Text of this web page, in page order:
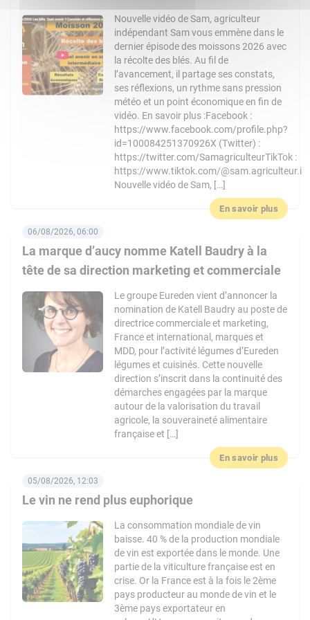
Nouvelle vidéo de Sam, agriculteur
indépendant Sam vous emmène dans le
dernier épisode des moissons 2026 avec
la récolte des blés. Au fil de
l’avancement, il partage ses constats,
ses réflexions, un rythme sans pression
météo et un point économique en fin de
vidéo. En savoir plus :Facebook :
https://www.facebook.com/profile.php?
id=100084251370926X (Twitter) :
https://twitter.com/SamagriculteurTikTok :
https://www.tiktok.com/@sam.agriculteur.i
Nouvelle vidéo de Sam, […]
En savoir plus
La marque d’aucy nomme Katell Baudry à la
tête de sa direction marketing et commerciale
06/08/2026, 06:00
Le groupe Eureden vient d’annoncer la
nomination de Katell Baudry au poste de
directrice commerciale et marketing,
France et international, marques et
MDD, pour l’activité légumes d’Eureden
légumes et cuisinés. Cette nouvelle
direction s’inscrit dans la continuité des
démarches engagées par la marque
autour de la valorisation du travail
agricole, la souveraineté alimentaire
française et […]
En savoir plus
Le vin ne rend plus euphorique
05/08/2026, 12:03
La consommation mondiale de vin
baisse. 40 % de la production mondiale
de vin est exportée dans le monde. Une
partie de la viticulture française est en
crise. Or la France est à la fois le 2ème
pays producteur au monde de vin et le
3ème pays exportateur en